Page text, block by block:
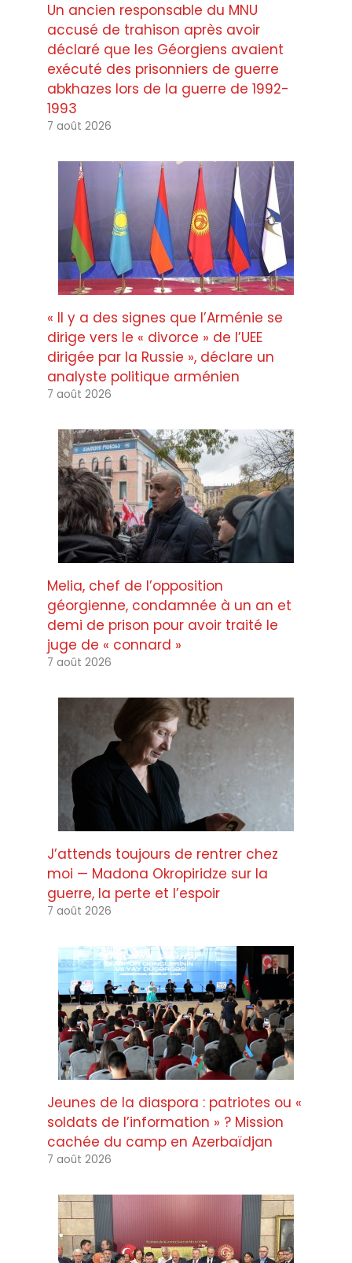
Un ancien responsable du MNU
accusé de trahison après avoir
déclaré que les Géorgiens avaient
exécuté des prisonniers de guerre
abkhazes lors de la guerre de 1992-
1993
7 août 2026
« Il y a des signes que l’Arménie se
dirige vers le « divorce » de l’UEE
dirigée par la Russie », déclare un
analyste politique arménien
7 août 2026
Melia, chef de l’opposition
géorgienne, condamnée à un an et
demi de prison pour avoir traité le
juge de « connard »
7 août 2026
J’attends toujours de rentrer chez
moi — Madona Okropiridze sur la
guerre, la perte et l’espoir
7 août 2026
Jeunes de la diaspora : patriotes ou «
soldats de l’information » ? Mission
cachée du camp en Azerbaïdjan
7 août 2026